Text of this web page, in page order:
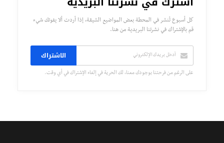
كل أسبوع تُنشر في المحطة بعض المواضيع الشيقة، إذا أردت ألا يفوتك شيء
قم بالإشتراك في نشرتنا البريدية من هنا.
الاشتراك
على الرغم من فرحتنا بوجودك معنا، لك الحرية في إلغاء الإشتراك في أي وقت.